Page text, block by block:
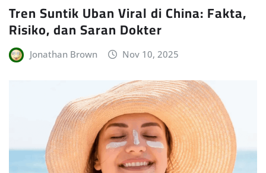
Tren Suntik Uban Viral di China: Fakta,
Risiko, dan Saran Dokter
Jonathan Brown Nov 10, 2025